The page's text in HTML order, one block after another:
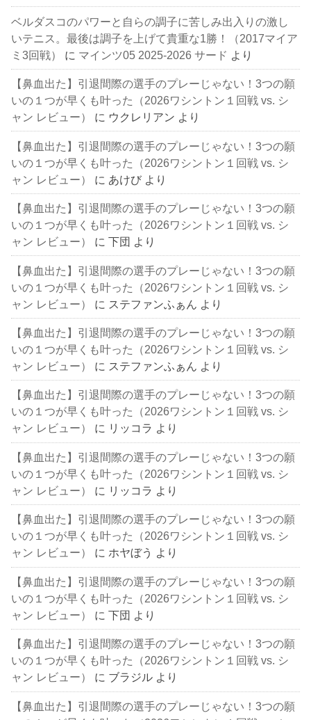
ベルダスコのパワーと自らの調子に苦しみ出入りの激し
いテニス。最後は調子を上げて貴重な1勝！（2017マイア
ミ3回戦）
に マインツ05 2025-2026 サード より
【鼻血出た】引退間際の選手のプレーじゃない！3つの願
いの１つが早くも叶った（2026ワシントン１回戦 vs. シ
ャン レビュー）
に ウクレリアン より
【鼻血出た】引退間際の選手のプレーじゃない！3つの願
いの１つが早くも叶った（2026ワシントン１回戦 vs. シ
ャン レビュー）
に あけび より
【鼻血出た】引退間際の選手のプレーじゃない！3つの願
いの１つが早くも叶った（2026ワシントン１回戦 vs. シ
ャン レビュー）
に下団 より
【鼻血出た】引退間際の選手のプレーじゃない！3つの願
いの１つが早くも叶った（2026ワシントン１回戦 vs. シ
ャン レビュー）
に ステファンふぁん より
【鼻血出た】引退間際の選手のプレーじゃない！3つの願
いの１つが早くも叶った（2026ワシントン１回戦 vs. シ
ャン レビュー）
に ステファンふぁん より
【鼻血出た】引退間際の選手のプレーじゃない！3つの願
いの１つが早くも叶った（2026ワシントン１回戦 vs. シ
ャン レビュー）
に リッコラ より
【鼻血出た】引退間際の選手のプレーじゃない！3つの願
いの１つが早くも叶った（2026ワシントン１回戦 vs. シ
ャン レビュー）
に リッコラ より
【鼻血出た】引退間際の選手のプレーじゃない！3つの願
いの１つが早くも叶った（2026ワシントン１回戦 vs. シ
ャン レビュー）
に ホヤぼう より
【鼻血出た】引退間際の選手のプレーじゃない！3つの願
いの１つが早くも叶った（2026ワシントン１回戦 vs. シ
ャン レビュー）
に下団 より
【鼻血出た】引退間際の選手のプレーじゃない！3つの願
いの１つが早くも叶った（2026ワシントン１回戦 vs. シ
ャン レビュー）
に ブラジル より
【鼻血出た】引退間際の選手のプレーじゃない！3つの願